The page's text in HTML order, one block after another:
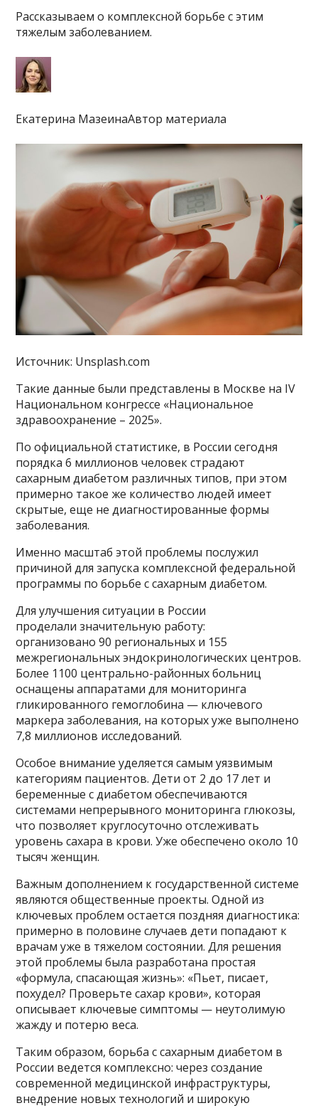
Рассказываем о комплексной борьбе с этим
тяжелым заболеванием.
Екатерина МазеинаАвтор материала
Источник: Unsplash.com
Такие данные были представлены в Москве на IV
Национальном конгрессе «Национальное
здравоохранение – 2025».
По официальной статистике, в России сегодня
порядка 6 миллионов человек страдают
сахарным диабетом различных типов, при этом
примерно такое же количество людей имеет
скрытые, еще не диагностированные формы
заболевания.
Именно масштаб этой проблемы послужил
причиной для запуска комплексной федеральной
программы по борьбе с сахарным диабетом.
Для улучшения ситуации в России
проделали значительную работу:
организовано 90 региональных и 155
межрегиональных эндокринологических центров.
Более 1100 центрально-районных больниц
оснащены аппаратами для мониторинга
гликированного гемоглобина — ключевого
маркера заболевания, на которых уже выполнено
7,8 миллионов исследований.
Особое внимание уделяется самым уязвимым
категориям пациентов. Дети от 2 до 17 лет и
беременные с диабетом обеспечиваются
системами непрерывного мониторинга глюкозы,
что позволяет круглосуточно отслеживать
уровень сахара в крови. Уже обеспечено около 10
тысяч женщин.
Важным дополнением к государственной системе
являются общественные проекты. Одной из
ключевых проблем остается поздняя диагностика:
примерно в половине случаев дети попадают к
врачам уже в тяжелом состоянии. Для решения
этой проблемы была разработана простая
«формула, спасающая жизнь»: «Пьет, писает,
похудел? Проверьте сахар крови», которая
описывает ключевые симптомы — неутолимую
жажду и потерю веса.
Таким образом, борьба с сахарным диабетом в
России ведется комплексно: через создание
современной медицинской инфраструктуры,
внедрение новых технологий и широкую